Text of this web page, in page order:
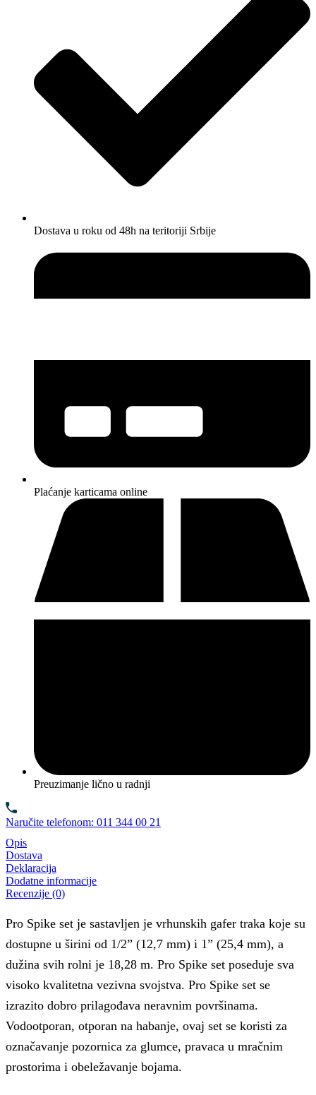
Dostava u roku od 48h na teritoriji Srbije
Plaćanje karticama online
Preuzimanje lično u radnji
Naručite telefonom: 011 344 00 21
Opis
Dostava
Deklaracija
Dodatne informacije
Recenzije (0)
Pro Spike set je sastavljen je vrhunskih gafer traka koje su
dostupne u širini od 1/2” (12,7 mm) i 1” (25,4 mm), a
dužina svih rolni je 18,28 m. Pro Spike set poseduje sva
visoko kvalitetna vezivna svojstva. Pro Spike set se
izrazito dobro prilagođava neravnim površinama.
Vodootporan, otporan na habanje, ovaj set se koristi za
označavanje pozornica za glumce, pravaca u mračnim
prostorima i obeležavanje bojama.